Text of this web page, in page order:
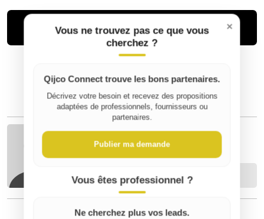
Acheter
Sophie B
Contacter
×
Vous ne trouvez pas ce que vous
cherchez ?
Qijco Connect trouve les bons partenaires.
Décrivez votre besoin et recevez des propositions
adaptées de professionnels, fournisseurs ou
partenaires.
Publier ma demande
Vous êtes professionnel ?
Ne cherchez plus vos leads.